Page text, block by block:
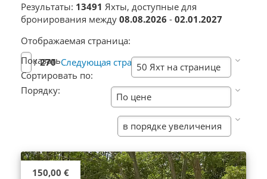
Результаты: 13491 Яхты, доступные для
бронирования между 08.08.2026 - 02.01.2027
Отображаемая страница:
/270 Следующая страница
Показать
Сортировать по:
Порядку:
150,00 €